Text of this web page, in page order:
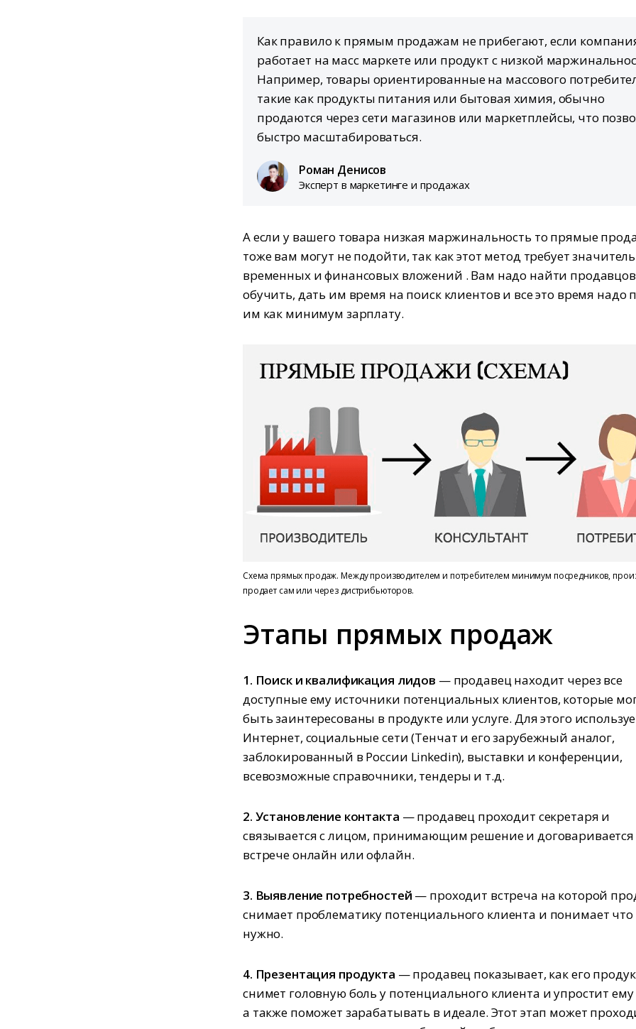
Как правило к прямым продажам не прибегают, если
работает на масс маркете или продукт с низкой
Например, товары ориентированные на массового
такие как продукты питания или бытовая химия, обычно
продаются через сети магазинов или маркетплейсы, что
быстро масштабироваться.
Роман Денисов
Эксперт в маркетинге и продажах
А если у вашего товара низкая маржинальность то прямые
тоже вам могут не подойти, так как этот метод требует
временных и финансовых вложений . Вам надо найти
обучить, дать им время на поиск клиентов и все это время надо
им как минимум зарплату.
Схема прямых продаж. Между производителем и потребителем минимум посредников,
продает сам или через дистрибьюторов.
Этапы прямых продаж
1. Поиск и квалификация лидов — продавец находит через все
доступные ему источники потенциальных клиентов, которые
быть заинтересованы в продукте или услуге. Для этого
Интернет, социальные сети (Тенчат и его зарубежный аналог,
заблокированный в России Linkedin), выставки и конференции,
всевозможные справочники, тендеры и т.д.
2. Установление контакта — продавец проходит секретаря и
связывается с лицом, принимающим решение и договаривается
встрече онлайн или офлайн.
3. Выявление потребностей — проходит встреча на которой
снимает проблематику потенциального клиента и понимает что
нужно.
4. Презентация продукта — продавец показывает, как его
снимет головную боль у потенциального клиента и упростит
а также поможет зарабатывать в идеале. Этот этап может